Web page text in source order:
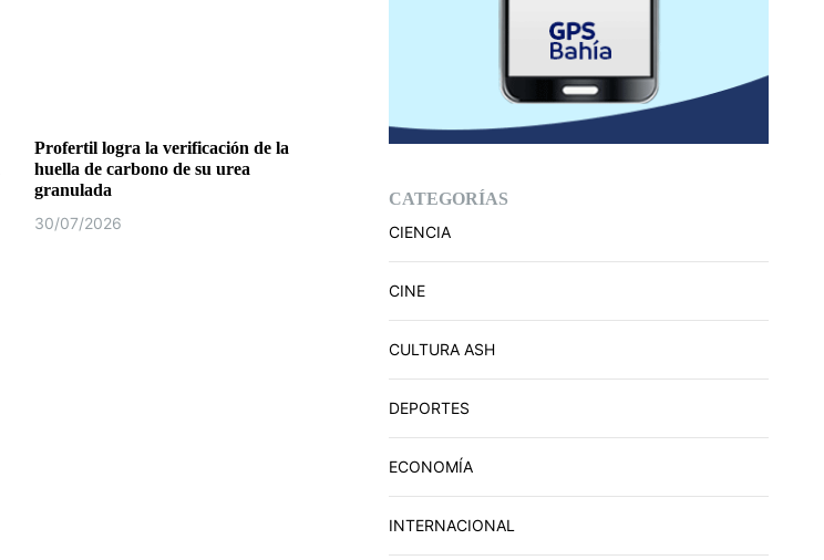
Profertil logra la verificación de la
huella de carbono de su urea
granulada
30/07/2026
CATEGORÍAS
CIENCIA
CINE
CULTURA ASH
DEPORTES
ECONOMÍA
INTERNACIONAL